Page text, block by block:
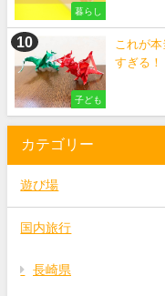
暮らし
子ども
これが
すぎる！
カテゴリー
遊び場
国内旅行
長崎県